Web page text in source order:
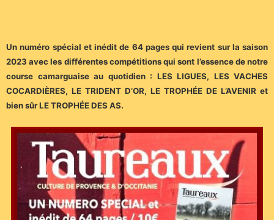
Un numéro spécial et inédit de 64 pages qui revient sur la saison
2023 avec les différentes compétitions qui sont l’essence de notre
course camarguaise au quotidien : LES LIGUES, LES VACHES
COCARDIÈRES, LE TRIDENT D’OR, LE TROPHÉE DE L’AVENIR et
bien sûr LE TROPHÉE DES AS.